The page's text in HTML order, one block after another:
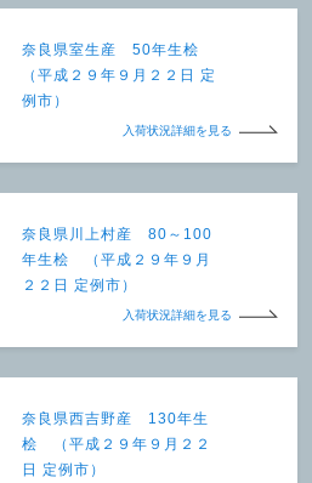
奈良県室生産 50年生桧
（平成２９年９月２２日 定
例市）
入荷状況詳細を見る
奈良県川上村産 80～100
年生桧 （平成２９年９月
２２日 定例市）
入荷状況詳細を見る
奈良県西吉野産 130年生
桧 （平成２９年９月２２
日 定例市）